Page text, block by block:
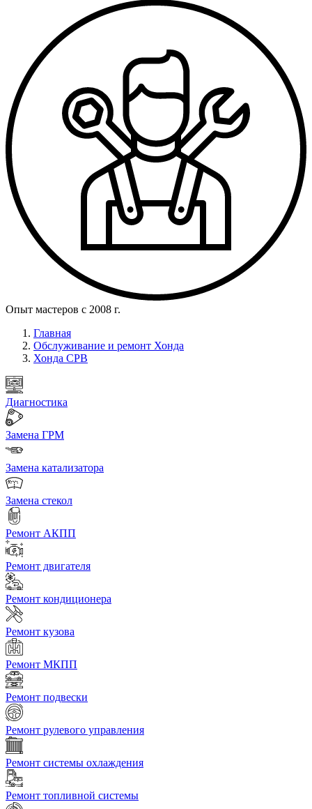
Опыт мастеров с 2008 г.
Главная
Обслуживание и ремонт Хонда
Хонда СРВ
Диагностика
Замена ГРМ
Замена катализатора
Замена стекол
Ремонт АКПП
Ремонт двигателя
Ремонт кондиционера
Ремонт кузова
Ремонт МКПП
Ремонт подвески
Ремонт рулевого управления
Ремонт системы охлаждения
Ремонт топливной системы